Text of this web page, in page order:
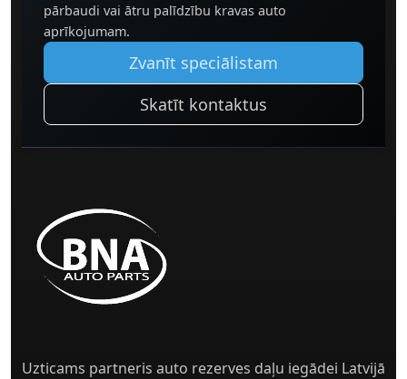
pārbaudi vai ātru palīdzību kravas auto
aprīkojumam.
Zvanīt speciālistam
Skatīt kontaktus
Uzticams partneris auto rezerves daļu iegādei Latvijā